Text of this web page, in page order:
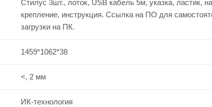
Стилус 3шт., лоток, USB кабель 5м, указка, ластик,
крепление, инструкция. Ссылка на ПО для
загрузки на ПК.
1459*1062*38
<, 2 мм
ИК-технология